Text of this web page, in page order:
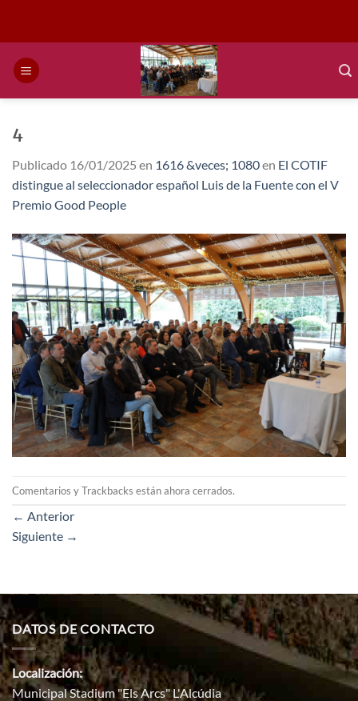
4
Publicado 16/01/2025 en 1616 &veces; 1080en El COTIF
distingue al seleccionador español Luis de la Fuente con el V
Premio Good People
Comentarios y Trackbacks están ahora cerrados.
← Anterior
Siguiente →
DATOS DE CONTACTO
Localización:
Municipal Stadium "Els Arcs" L'Alcúdia